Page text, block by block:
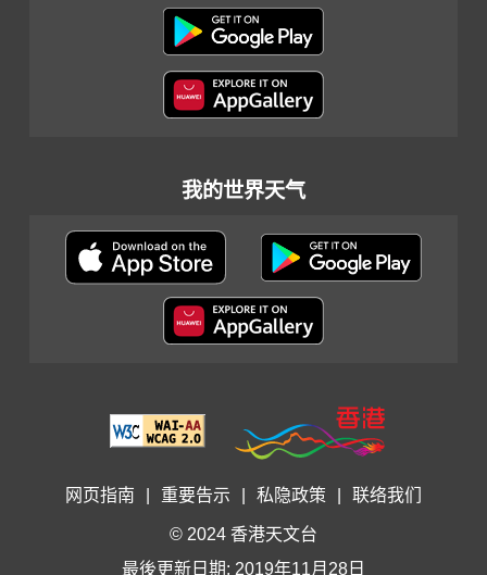
我的世界天气
网页指南 重要告示 私隐政策 联络我们
© 2024 香港天文台
最後更新日期: 2019年11月28日